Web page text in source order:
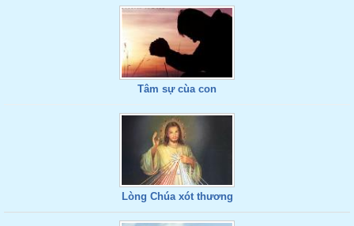
Tâm sự cùa con
Lòng Chúa xót thương